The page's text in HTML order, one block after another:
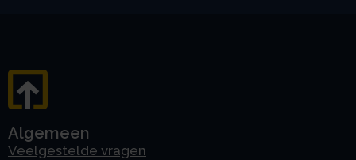
Algemeen
Veelgestelde vragen